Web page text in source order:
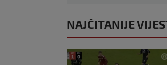
NAJČITANIJE